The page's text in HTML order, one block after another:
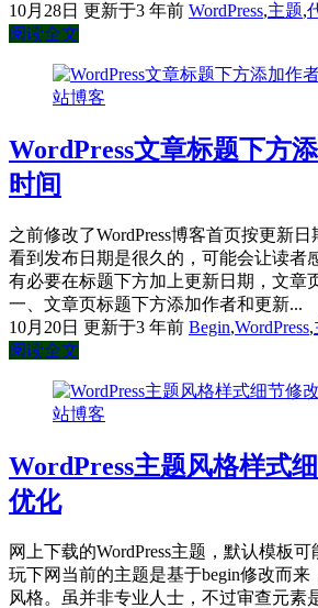
10月28日 更新于3 年前 WordPress,主题,
阅读全文
站博客
WordPress文章标题下方
时间
之前修改了WordPress博客首页按更新
看到发布日期是很久的，可能会让读者
有必要在标题下方加上更新日期，文章
一、文章页标题下方添加作者和更新...
10月20日 更新于3 年前 Begin,WordPress,
阅读全文
站博客
WordPress主题风格样式
优化
网上下载的WordPress主题，默认模板
玩下网当前的主题是基于begin修改而来
风格。虽并非专业人士，不过审查元素